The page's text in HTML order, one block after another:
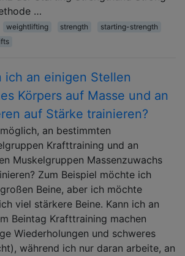
…
weightlifting strength
starting-strength
ich an einigen Stellen
Körpers auf Masse und an
auf Stärke trainieren?
an bestimmten
Krafttraining und an
Muskelgruppen Massenzuwachs
Zum Beispiel möchte ich
Beine, aber ich möchte
viel stärkere Beine. Kann ich an
Beintag Krafttraining machen
Wiederholungen und schweres
während ich nur daran arbeite, an